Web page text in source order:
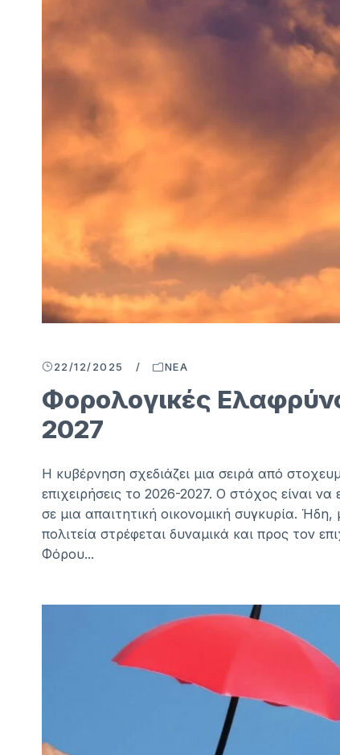
22/12/2025 / ΝΈΑ
Φορολογικές
2027
Η κυβέρνηση σχεδιάζει μια σειρά από
επιχειρήσεις το 2026-2027. Ο στόχος είναι
σε μια απαιτητική οικονομική συγκυρία.
πολιτεία στρέφεται δυναμικά και προς τον
Φόρου...